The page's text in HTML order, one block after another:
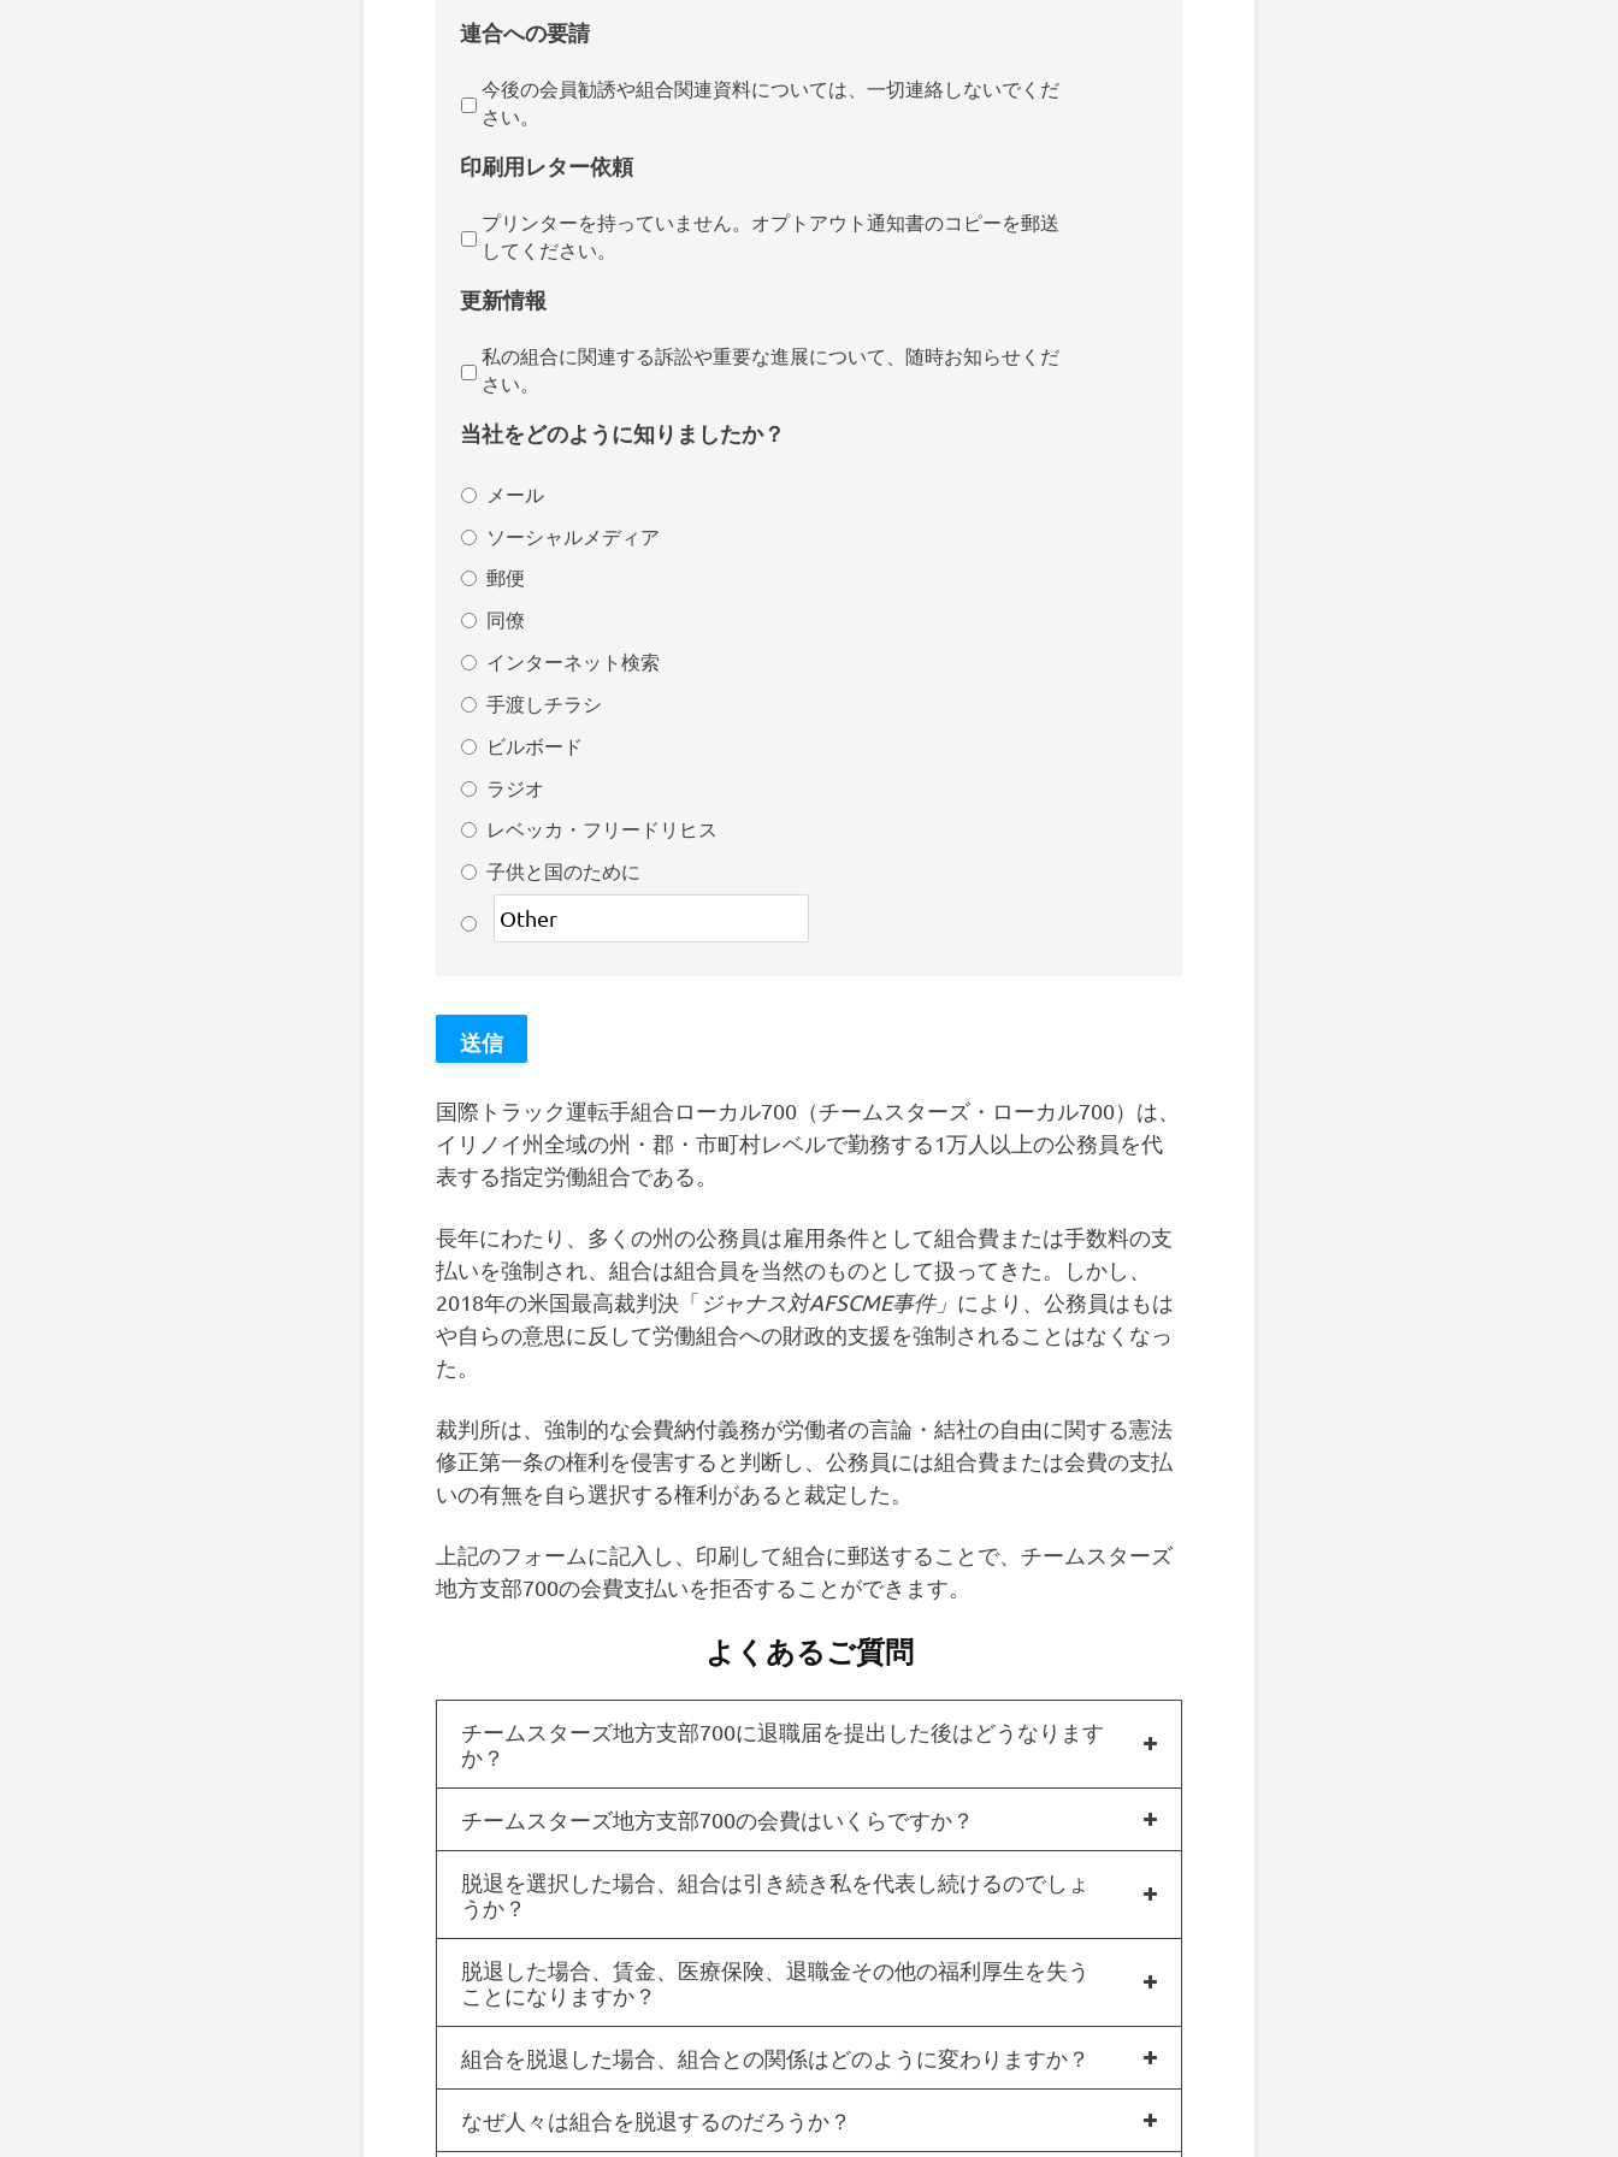
連合への要請
今後の会員勧誘や組合関連資料については、一切連絡しないでくだ
さい。
印刷用レター依頼
プリンターを持っていません。オプトアウト通知書のコピーを郵送
してください。
更新情報
私の組合に関連する訴訟や重要な進展について、随時お知らせくだ
さい。
当社をどのように知りましたか？
メール
ソーシャルメディア
郵便
同僚
インターネット検索
手渡しチラシ
ビルボード
ラジオ
レベッカ・フリードリヒス
子供と国のために
国際トラック運転手組合ローカル700（チームスターズ・ローカル700）は、
イリノイ州全域の州・郡・市町村レベルで勤務する1万人以上の公務員を代
表する指定労働組合である。
長年にわたり、多くの州の公務員は雇用条件として組合費または手数料の支
払いを強制され、組合は組合員を当然のものとして扱ってきた。しかし、
2018年の米国最高裁判決「 ジャナス対AFSCME事件」 により、公務員はもは
や自らの意思に反して労働組合への財政的支援を強制されることはなくなっ
た。
裁判所は、強制的な会費納付義務が労働者の言論・結社の自由に関する憲法
修正第一条の権利を侵害すると判断し、公務員には組合費または会費の支払
いの有無を自ら選択する権利があると裁定した。
上記のフォームに記入し、印刷して組合に郵送することで、チームスターズ
地方支部700の会費支払いを拒否することができます。
よくあるご質問
チームスターズ地方支部700に退職届を提出した後はどうなります
か？
チームスターズ地方支部700の会費はいくらですか？
脱退を選択した場合、組合は引き続き私を代表し続けるのでしょ
うか？
脱退した場合、賃金、医療保険、退職金その他の福利厚生を失う
ことになりますか？
組合を脱退した場合、組合との関係はどのように変わりますか？
なぜ人々は組合を脱退するのだろうか？